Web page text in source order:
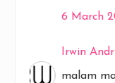
6 March
Irwin
malam